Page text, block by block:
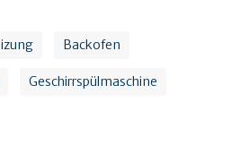
Backofen
Geschirrspülmaschine